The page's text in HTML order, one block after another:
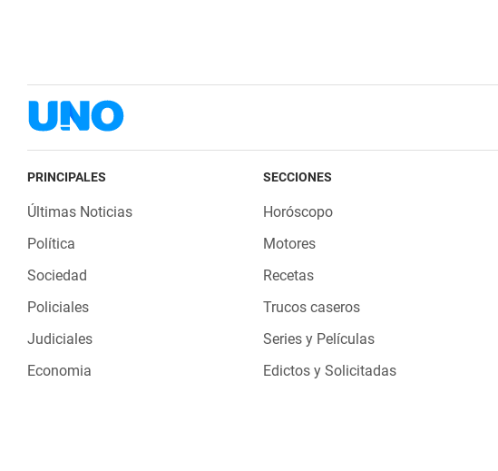
PRINCIPALES
Últimas Noticias
Política
Sociedad
Policiales
Judiciales
Economia
SECCIONES
Horóscopo
Motores
Recetas
Trucos caseros
Series y Películas
Edictos y Solicitadas